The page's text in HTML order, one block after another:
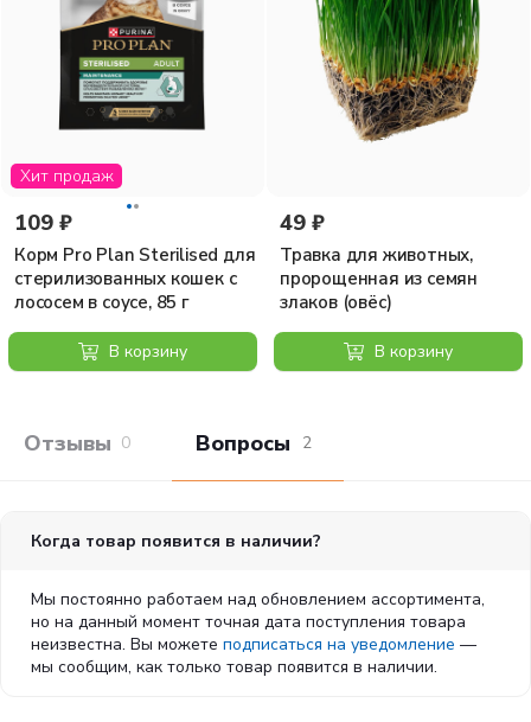
Хит продаж
109 ₽
Корм Pro Plan Sterilised для
стерилизованных кошек с
лососем в соусе, 85 г
В корзину
49 ₽
Травка для животных,
пророщенная из семян
злаков (овёс)
В корзину
Отзывы покупателей
0 Вопросы и
2
Когда товар появится в наличии?
Мы постоянно работаем над обновлением ассортимента,
но на данный момент точная дата поступления товара
неизвестна. Вы можете подписаться на уведомление —
мы сообщим, как только товар появится в наличии.